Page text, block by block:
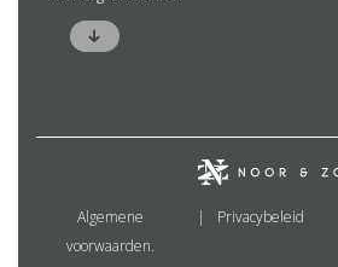
Algemene
voorwaarden.
Privacybeleid